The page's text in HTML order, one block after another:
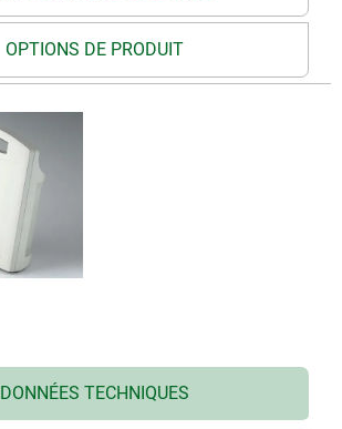
OPTIONS DE PRODUIT
DONNÉES TECHNIQUES